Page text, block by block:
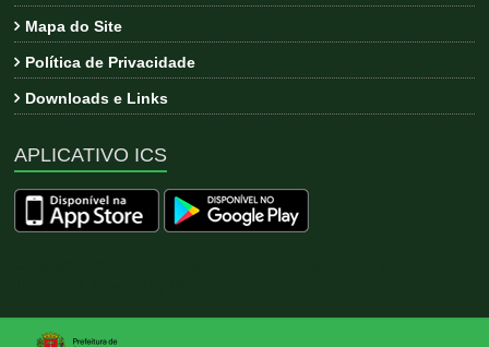
Mapa do Site
Política de Privacidade
Downloads e Links
APLICATIVO ICS